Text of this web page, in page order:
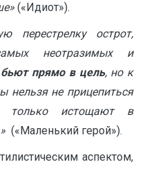
(«Идиот»).
перестрелку острот,
неотразимых и
бьют прямо в цель, но к
нельзя не прицепиться
истощают в
(«Маленький герой»).
аспектом,